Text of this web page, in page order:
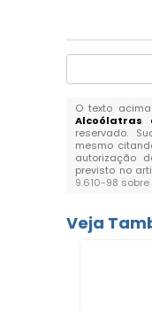
O texto
Alcoólatras
reservado.
mesmo
autorização
previsto no
9.610-98
Veja